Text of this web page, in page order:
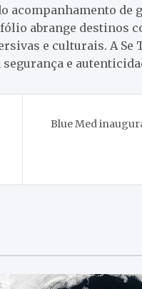
acompanhamento de
abrange destinos
e culturais. A Se
e
Blue Med